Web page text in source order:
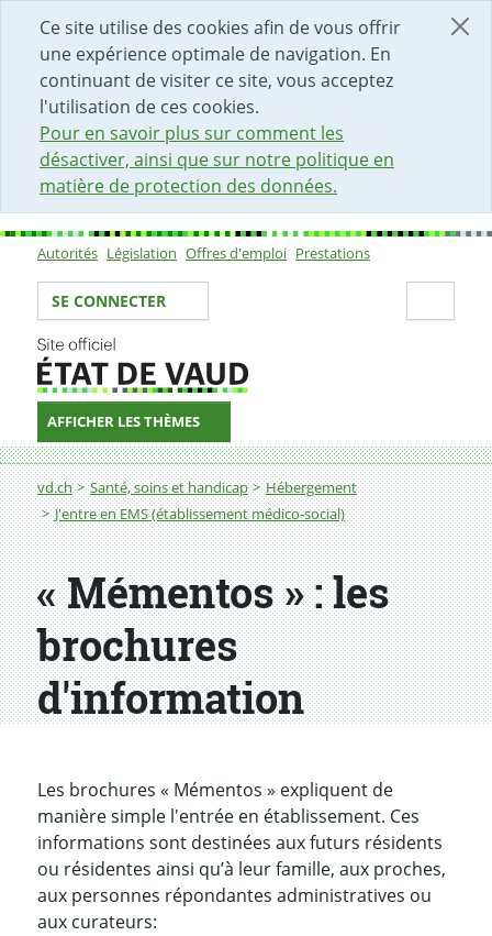
Ce site utilise des cookies afin de vous offrir
une expérience optimale de navigation. En
continuant de visiter ce site, vous acceptez
l'utilisation de ces cookies.
Pour en savoir plus sur comment les
désactiver, ainsi que sur notre politique en
matière de protection des données.
DÉBUT DU CONTENU DE LA PAGE
ACCÈS AU CHAMP DE RECHERCHE
PAGE D'ACCUEIL
FORMULAIRE DE CONTACT
Sous-navigation
Autorités Législation Offres d'emploi Prestations
Votre identité
SE CONNECTER
AFFICHER LES THÈMES
Fil d'Ariane
vd.ch Santé, soins et handicap
Hébergement
J'entre en EMS (établissement médico-social)
« Mémentos » : les
brochures
d'information
Les brochures « Mémentos » expliquent de
manière simple l'entrée en établissement. Ces
informations sont destinées aux futurs résidents
ou résidentes ainsi qu’à leur famille, aux proches,
aux personnes répondantes administratives ou
aux curateurs: